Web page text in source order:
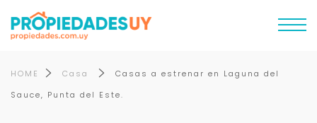
HOME Casa
Casas a estrenar en Laguna del
Sauce, Punta del Este.